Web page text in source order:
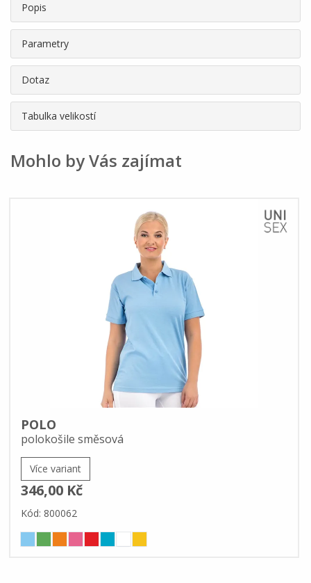
Popis
Parametry
Dotaz
Tabulka velikostí
Mohlo by Vás zajímat
POLO
polokošile směsová
Více variant
346,00 Kč
Kód: 800062